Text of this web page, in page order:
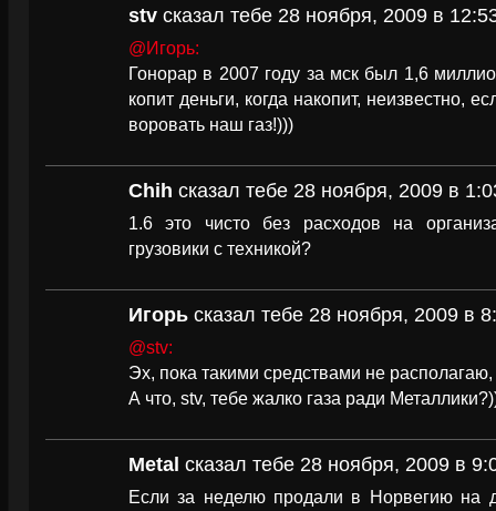
stv сказал тебе 28 ноября, 2009 в
@Игорь:
Гонорар в 2007 году за мск был 1,6
копит деньги, когда накопит, неизвестно,
воровать наш газ!)))
Chih сказал тебе 28 ноября, 2009 в
1.6 это чисто без расходов на
грузовики с техникой?
Игорь сказал тебе 28 ноября, 2009 в
@stv:
Эх, пока такими средствами не
А что, stv, тебе жалко газа ради
Metal сказал тебе 28 ноября, 2009 в
Если за неделю продали в Норвегию на